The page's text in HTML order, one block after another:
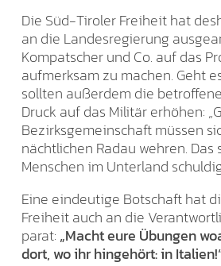
Die Süd-Tiroler Freiheit hat
an die Landesregierung
Kompatscher und Co. auf das
aufmerksam zu machen. Geht
sollten außerdem die
Druck auf das Militär erhöhen:
Bezirksgemeinschaft müssen
nächtlichen Radau wehren. Das
Menschen im Unterland
Eine eindeutige Botschaft hat
Freiheit auch an die
parat: „Macht eure Übungen
dort, wo ihr hingehört: in